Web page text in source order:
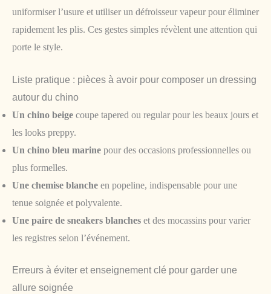
uniformiser l’usure et utiliser un défroisseur vapeur pour éliminer
rapidement les plis. Ces gestes simples révèlent une attention qui
porte le style.
Liste pratique : pièces à avoir pour composer un dressing
autour du chino
Un chino beige coupe tapered ou regular pour les beaux jours et
les looks preppy.
Un chino bleu marine pour des occasions professionnelles ou
plus formelles.
Une chemise blanche en popeline, indispensable pour une
tenue soignée et polyvalente.
Une paire de sneakers blanches et des mocassins pour varier
les registres selon l’événement.
Erreurs à éviter et enseignement clé pour garder une
allure soignée